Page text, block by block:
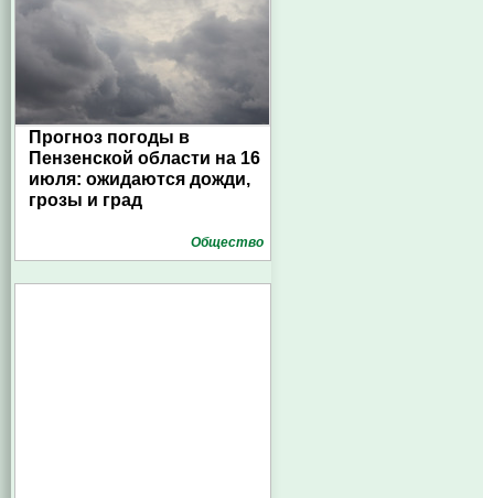
Прогноз погоды в
Пензенской области на 16
июля: ожидаются дожди,
грозы и град
Общество